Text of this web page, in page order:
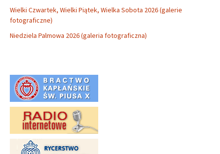
Wielki Czwartek, Wielki Piątek, Wielka Sobota 2026 (galerie
fotograficzne)
Niedziela Palmowa 2026 (galeria fotograficzna)